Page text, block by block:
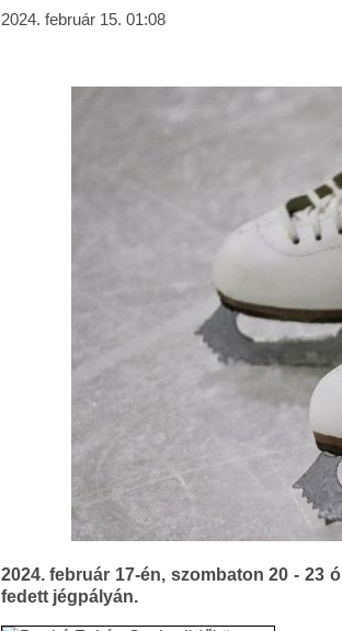
2024. február 15. 01:08
2024. február 17-én, szombaton 20 - 23
fedett jégpályán.